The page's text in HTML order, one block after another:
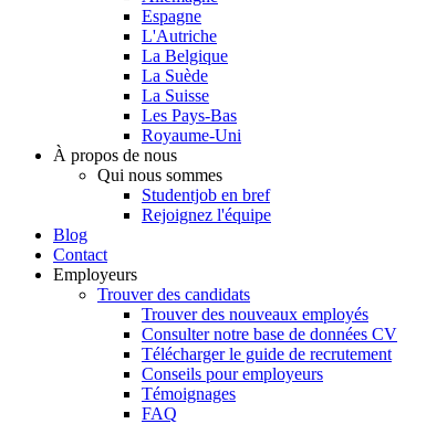
Espagne
L'Autriche
La Belgique
La Suède
La Suisse
Les Pays-Bas
Royaume-Uni
À propos de nous
Qui nous sommes
Studentjob en bref
Rejoignez l'équipe
Blog
Contact
Employeurs
Trouver des candidats
Trouver des nouveaux employés
Consulter notre base de données CV
Télécharger le guide de recrutement
Conseils pour employeurs
Témoignages
FAQ